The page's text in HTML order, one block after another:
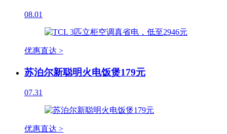
08.01
优惠直达 >
苏泊尔新聪明火电饭煲179元
07.31
优惠直达 >